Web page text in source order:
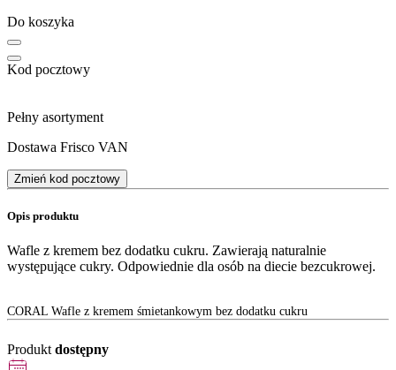
Do koszyka
Kod pocztowy
Pełny asortyment
Dostawa Frisco VAN
Zmień kod pocztowy
Opis produktu
Wafle z kremem bez dodatku cukru. Zawierają naturalnie
występujące cukry. Odpowiednie dla osób na diecie bezcukrowej.
CORAL Wafle z kremem śmietankowym bez dodatku cukru
Produkt dostępny